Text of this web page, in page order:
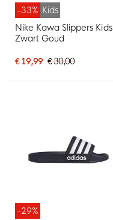
-33% Kids
Nike Kawa Slippers Kids
Zwart Goud
€ 19,99 € 30,00
-29%